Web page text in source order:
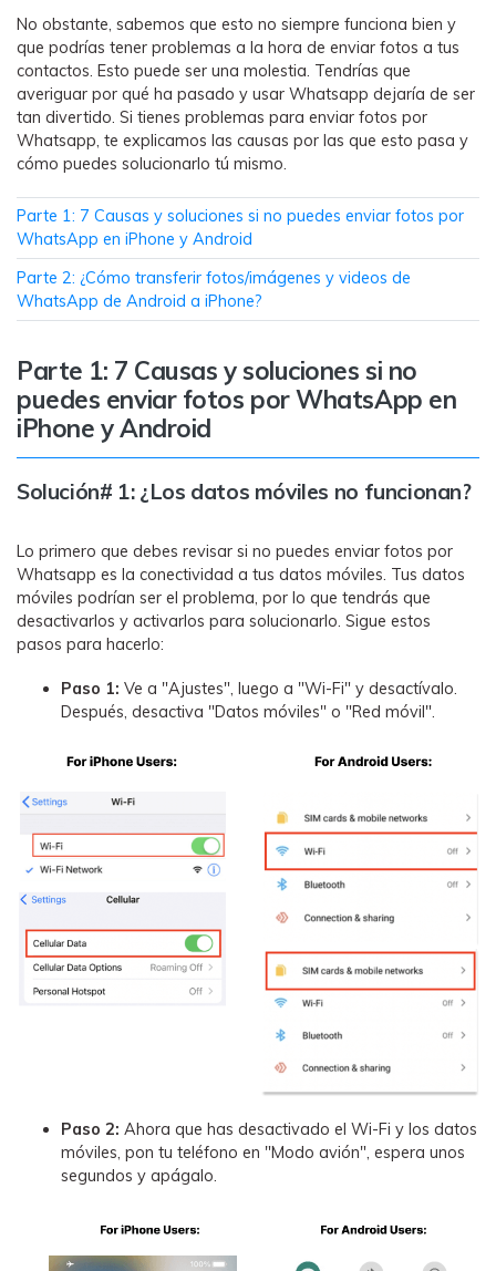
Celular a Otro
Transfiere contactos, fotos, música,
videos, SMS y otros tipos de
archivos de un teléfono a otro y a la
PC.
Apps
Mutsapper (Alias: Wutsapper)
Transfiere datos de WhatsApp y
WhatsApp Business sin restablecer los
MobileTrans App
Transfiere datos del teléfono, de
WhatsApp y archivos entre dispositivos
iOS y Android.
Welastseen
WeLastseen te tiene al tanto de todo en
WhatsApp.
No obstante, sabemos que esto no siempre funciona bien y
que podrías tener problemas a la hora de enviar fotos a tus
contactos. Esto puede ser una molestia. Tendrías que
averiguar por qué ha pasado y usar Whatsapp dejaría de ser
tan divertido. Si tienes problemas para enviar fotos por
Whatsapp, te explicamos las causas por las que esto pasa y
cómo puedes solucionarlo tú mismo.
Parte 1: 7 Causas y soluciones si no puedes enviar fotos por
WhatsApp en iPhone y Android
Parte 2: ¿Cómo transferir fotos/imágenes y videos de
WhatsApp de Android a iPhone?
Parte 1: 7 Causas y soluciones si no
puedes enviar fotos por WhatsApp en
iPhone y Android
Solución# 1: ¿Los datos móviles no funcionan?
Lo primero que debes revisar si no puedes enviar fotos por
Whatsapp es la conectividad a tus datos móviles. Tus datos
móviles podrían ser el problema, por lo que tendrás que
desactivarlos y activarlos para solucionarlo. Sigue estos
pasos para hacerlo:
Paso 1: Ve a "Ajustes", luego a "Wi-Fi" y desactívalo.
Después, desactiva "Datos móviles" o "Red móvil".
Paso 2: Ahora que has desactivado el Wi-Fi y los datos
móviles, pon tu teléfono en "Modo avión", espera unos
segundos y apágalo.